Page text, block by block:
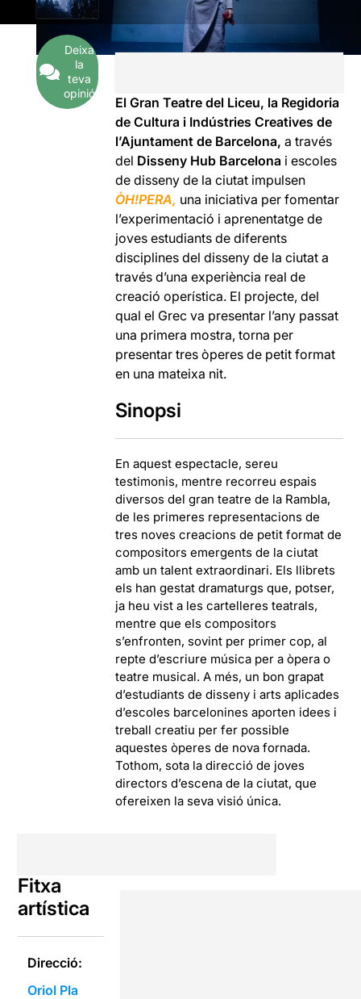
Deixa
la
teva
opinió
El Gran Teatre del Liceu, la Regidoria
de Cultura i Indústries Creatives de
l’Ajuntament de Barcelona, a través
del Disseny Hub Barcelona i escoles
de disseny de la ciutat impulsen
ÒH!PERA, una iniciativa per fomentar
l’experimentació i aprenentatge de
joves estudiants de diferents
disciplines del disseny de la ciutat a
través d’una experiència real de
creació operística. El projecte, del
qual el Grec va presentar l’any passat
una primera mostra, torna per
presentar tres òperes de petit format
en una mateixa nit.
Sinopsi
En aquest espectacle, sereu
testimonis, mentre recorreu espais
diversos del gran teatre de la Rambla,
de les primeres representacions de
tres noves creacions de petit format de
compositors emergents de la ciutat
amb un talent extraordinari. Els llibrets
els han gestat dramaturgs que, potser,
ja heu vist a les cartelleres teatrals,
mentre que els compositors
s’enfronten, sovint per primer cop, al
repte d’escriure música per a òpera o
teatre musical. A més, un bon grapat
d’estudiants de disseny i arts aplicades
d’escoles barcelonines aporten idees i
treball creatiu per fer possible
aquestes òperes de nova fornada.
Tothom, sota la direcció de joves
directors d’escena de la ciutat, que
ofereixen la seva visió única.
Fitxa
artística
Direcció:
Oriol Pla